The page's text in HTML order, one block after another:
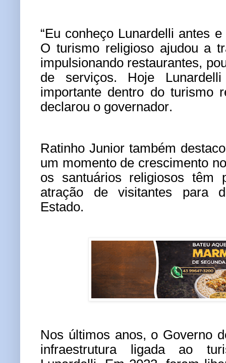
“Eu conheço Lunardelli antes
O turismo religioso ajudou a
impulsionando restaurantes,
de serviços. Hoje
importante dentro do turismo
declarou o governador.
Ratinho Junior também
um momento de crescimento
os santuários religiosos têm
atração de visitantes para
Estado.
Nos últimos anos, o Governo
infraestrutura ligada ao